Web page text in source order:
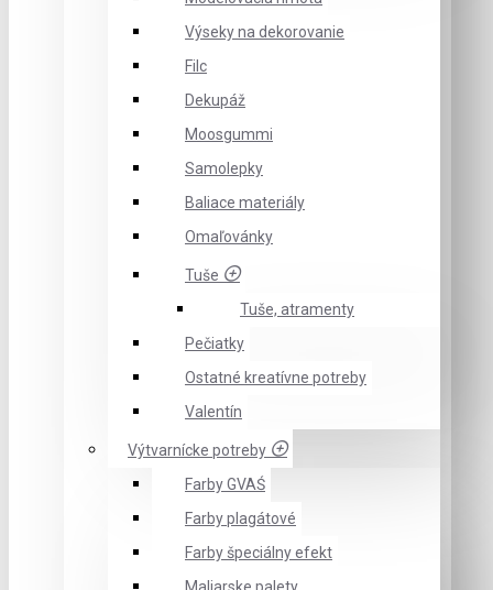
Výseky na dekorovanie
Filc
Dekupáž
Moosgummi
Samolepky
Baliace materiály
Omaľovánky
Tuše
Tuše, atramenty
Pečiatky
Ostatné kreatívne potreby
Valentín
Výtvarnícke potreby
Farby GVAŚ
Farby plagátové
Farby špeciálny efekt